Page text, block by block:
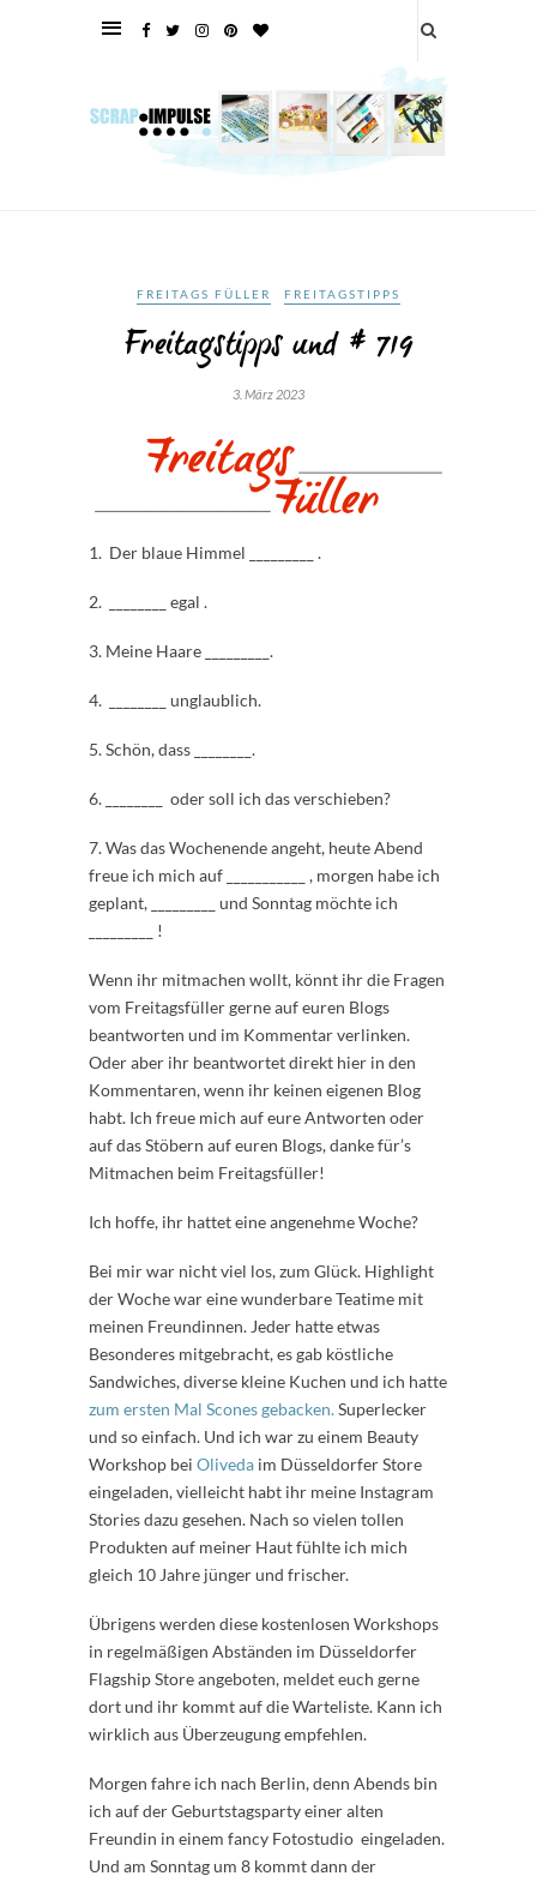
FREITAGS FÜLLER FREITAGSTIPPS
Freitagstipps und # 719
3. März 2023
1. Der blaue Himmel _________ .
2. ________ egal .
3. Meine Haare _________.
4. ________ unglaublich.
5. Schön, dass ________.
6. ________ oder soll ich das verschieben?
7. Was das Wochenende angeht, heute Abend
freue ich mich auf ___________ , morgen habe ich
geplant, _________ und Sonntag möchte ich
_________ !
Wenn ihr mitmachen wollt, könnt ihr die Fragen
vom Freitagsfüller gerne auf euren Blogs
beantworten und im Kommentar verlinken.
Oder aber ihr beantwortet direkt hier in den
Kommentaren, wenn ihr keinen eigenen Blog
habt. Ich freue mich auf eure Antworten oder
auf das Stöbern auf euren Blogs, danke für’s
Mitmachen beim Freitagsfüller!
Ich hoffe, ihr hattet eine angenehme Woche?
Bei mir war nicht viel los, zum Glück. Highlight
der Woche war eine wunderbare Teatime mit
meinen Freundinnen. Jeder hatte etwas
Besonderes mitgebracht, es gab köstliche
Sandwiches, diverse kleine Kuchen und ich hatte
zum ersten Mal Scones gebacken.Superlecker
und so einfach. Und ich war zu einem Beauty
Workshop bei Oliveda im Düsseldorfer Store
eingeladen, vielleicht habt ihr meine Instagram
Stories dazu gesehen. Nach so vielen tollen
Produkten auf meiner Haut fühlte ich mich
gleich 10 Jahre jünger und frischer.
Übrigens werden diese kostenlosen Workshops
in regelmäßigen Abständen im Düsseldorfer
Flagship Store angeboten, meldet euch gerne
dort und ihr kommt auf die Warteliste. Kann ich
wirklich aus Überzeugung empfehlen.
Morgen fahre ich nach Berlin, denn Abends bin
ich auf der Geburtstagsparty einer alten
Freundin in einem fancy Fotostudio eingeladen.
Und am Sonntag um 8 kommt dann der